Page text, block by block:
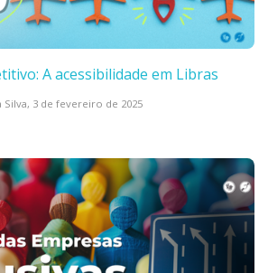
A acessibilidade em Libras
Silva, 3 de fevereiro de 2025